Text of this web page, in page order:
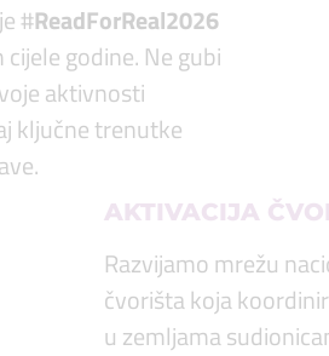
#ReadForReal2026
godine. Ne gubi
aktivnosti
ključne trenutke
AKTIVACIJA
Razvijamo mrežu
čvorišta koja
u zemljama